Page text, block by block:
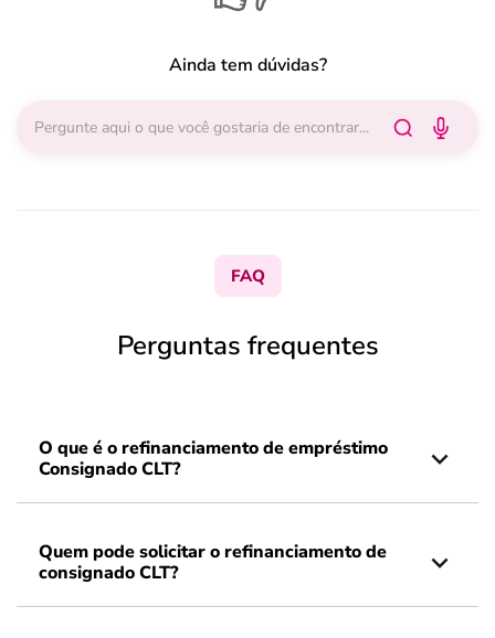
Ainda tem dúvidas?
FAQ
Perguntas frequentes
O que é o refinanciamento de empréstimo
Consignado CLT?
Quem pode solicitar o refinanciamento de
consignado CLT?